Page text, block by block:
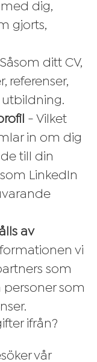
dig,
gjorts,
ditt CV,
referenser,
- Vilket
in om dig
till din
LinkedIn
av
vi
som
personer som
ifrån?
vår